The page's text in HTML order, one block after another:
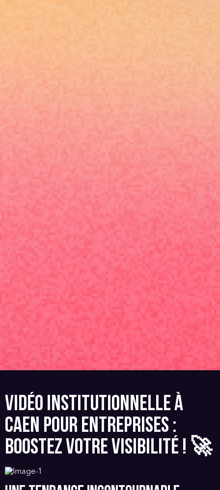
VIDÉO INSTITUTIONNELLE À
CAEN POUR ENTREPRISES :
BOOSTEZ VOTRE VISIBILITÉ ! 🚀